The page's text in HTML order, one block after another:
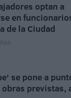
optan a
en
de la Ciudad
se pone a
previstas,